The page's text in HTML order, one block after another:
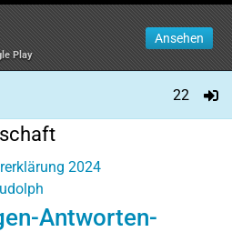
Play
Ansehen
22
2024
Antworten-